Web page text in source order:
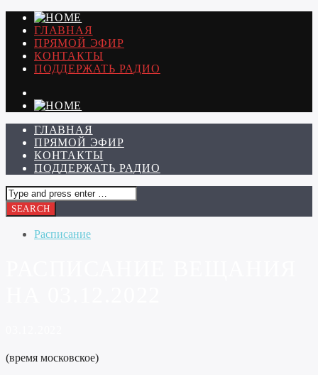
ГЛАВНАЯ
ПРЯМОЙ ЭФИР
КОНТАКТЫ
ПОДДЕРЖАТЬ РАДИО
ГЛАВНАЯ
ПРЯМОЙ ЭФИР
КОНТАКТЫ
ПОДДЕРЖАТЬ РАДИО
Расписание
(время московское)